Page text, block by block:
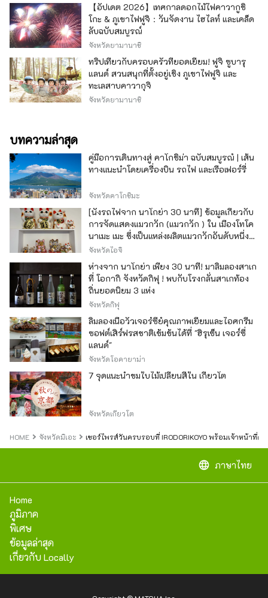
【อัปเดต 2026】เทศกาลดอกไม้ไฟคาวากูชิ
โกะ & ภูเขาไฟฟูจิ：วันจัดงาน ไฮไลท์ และเคล็ด
ลับฉบับสมบูรณ์
จังหวัดยามานาชิ
ทริปเที่ยวกับครอบครัวที่ยอดเยี่ยม! ฟูจิ ซูบารุ
แลนด์ สวนสนุกที่ตั้งอยู่เชิง ภูเขาไฟฟูจิ และ
ทะเลสาบคาวากุจิ
จังหวัดยามานาชิ
บทความล่าสุด
คู่มือการเดินทางสู่ คาโกชิม่า ฉบับสมบูรณ์ | เส้น
ทางแนะนำโดยเครื่องบิน รถไฟ และเรือเฟอร์รี่
จังหวัดคาโกชิมะ
[นั่งรถไฟจาก นาโกย่า 30 นาที] ข้อมูลเกี่ยวกับ
การจัดแสดงแมวกวัก (แมวกวัก ) ใน เมืองโทโค
นาเมะ เมะ ซึ่งเป็นแหล่งผลิตแมวกวักอันดับหนึ่ง
ของญี่ปุ่น
จังหวัดไอจิ
ห่างจาก นาโกย่า เพียง 30 นาที! มาลิ้มลองสาเก
ที่ โอกากิ จังหวัดกิฟุ ! พบกับโรงกลั่นสาเกท้อง
ถิ่นยอดนิยม 3 แห่ง
จังหวัดกิฟุ
ลิ้มลองเนื้อวัวเจอร์ซีย์คุณภาพเยี่ยมและไอศกรีม
ซอฟต์เสิร์ฟรสชาติเข้มข้นได้ที่ "ฮิรุเซ็น เจอร์ซี่
แลนด์"
จังหวัดโอคายาม่า
7 จุดแนะนำชมใบไม้เปลี่ยนสีใน เกียวโต
จังหวัดเกียวโต
HOME จังหวัดมิเอะ เซอร์ไพรส์วันครบรอบที่ IRODORIKOYO พร้อมเจ้าหน้าที่
language ภาษาไทย
Home
ภูมิภาค
พิเศษ
ข้อมูลล่าสุด
เกี่ยวกับ Locally